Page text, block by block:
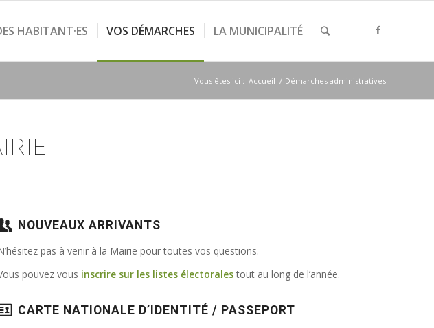
HABITANT·ES VOS DÉMARCHES LA MUNICIPALITÉ
Vous êtes ici : Accueil / Démarches administratives
NOUVEAUX ARRIVANTS
pas à venir à la Mairie pour toutes vos questions.
pouvez vous inscrire sur les listes électoralestout au long de l’année.
CARTE NATIONALE D’IDENTITÉ / PASSEPORT